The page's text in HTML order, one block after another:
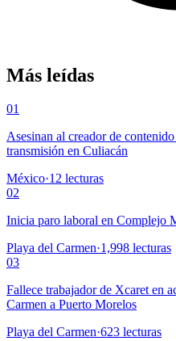
Más leídas
01
Asesinan al creador de
transmisión en Culiacán
México·12 lecturas
02
Inicia paro laboral en Complejo
Playa del Carmen·1,998 lecturas
03
Fallece trabajador de Xcaret en
Carmen a Puerto Morelos
Playa del Carmen·623 lecturas